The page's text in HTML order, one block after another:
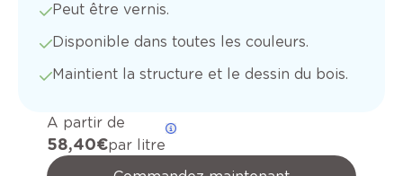
Peut être vernis.
Disponible dans toutes les couleurs.
Maintient la structure et le dessin du bois.
A partir de
58,40 €par litre